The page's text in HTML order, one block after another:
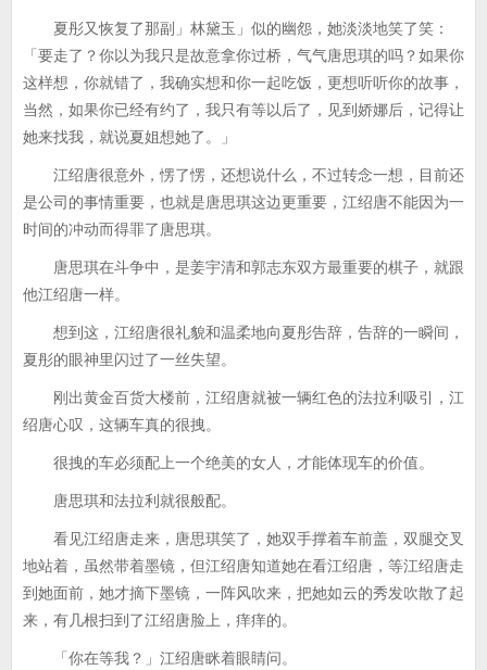
夏彤又恢复了那副」林黛玉」似的幽怨，她淡淡地笑了笑：
「要走了？你以为我只是故意拿你过桥，气气唐思琪的吗？如果你
这样想，你就错了，我确实想和你一起吃饭，更想听听你的故事，
当然，如果你已经有约了，我只有等以后了，见到娇娜后，记得让
她来找我，就说夏姐想她了。」
江绍唐很意外，愣了愣，还想说什么，不过转念一想，目前还
是公司的事情重要，也就是唐思琪这边更重要，江绍唐不能因为一
时间的冲动而得罪了唐思琪。
唐思琪在斗争中，是姜宇清和郭志东双方最重要的棋子，就跟
他江绍唐一样。
想到这，江绍唐很礼貌和温柔地向夏彤告辞，告辞的一瞬间，
夏彤的眼神里闪过了一丝失望。
刚出黄金百货大楼前，江绍唐就被一辆红色的法拉利吸引，江
绍唐心叹，这辆车真的很拽。
很拽的车必须配上一个绝美的女人，才能体现车的价值。
唐思琪和法拉利就很般配。
看见江绍唐走来，唐思琪笑了，她双手撑着车前盖，双腿交叉
地站着，虽然带着墨镜，但江绍唐知道她在看江绍唐，等江绍唐走
到她面前，她才摘下墨镜，一阵风吹来，把她如云的秀发吹散了起
来，有几根扫到了江绍唐脸上，痒痒的。
「你在等我？」江绍唐眯着眼睛问。